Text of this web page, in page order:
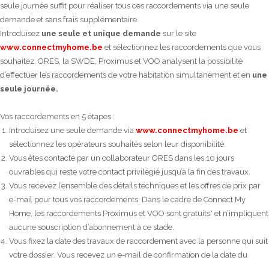
seule journée suffit pour réaliser tous ces raccordements via une seule
demande et sans frais supplémentaire.
Introduisez une seule et unique demande sur le site
www.connectmyhome.be et sélectionnez les raccordements que vous
souhaitez. ORES, la SWDE, Proximus et VOO analysent la possibilité
d’effectuer les raccordements de votre habitation simultanément et en une
seule journée.
Vos raccordements en 5 étapes :
Introduisez une seule demande via www.connectmyhome.be et
sélectionnez les opérateurs souhaités selon leur disponibilité.
Vous êtes contacté par un collaborateur ORES dans les 10 jours
ouvrables qui reste votre contact privilégié jusqu’à la fin des travaux.
Vous recevez l’ensemble des détails techniques et les offres de prix par
e-mail pour tous vos raccordements. Dans le cadre de Connect My
Home, les raccordements Proximus et VOO sont gratuits* et n’impliquent
aucune souscription d’abonnement à ce stade.
Vous fixez la date des travaux de raccordement avec la personne qui suit
votre dossier. Vous recevez un e-mail de confirmation de la date du